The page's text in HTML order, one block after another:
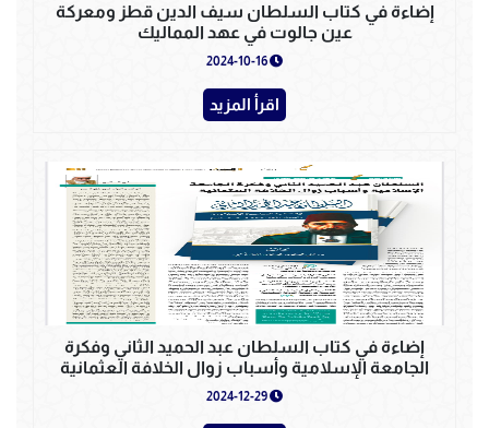
إضاءة في كتاب السلطان سيف الدين قطز ومعركة
عين جالوت في عهد المماليك
اقرأ المزيد
إضاءة في كتاب السلطان عبد الحميد الثاني وفكرة
الجامعة الإسلامية وأسباب زوال الخلافة العثمانية